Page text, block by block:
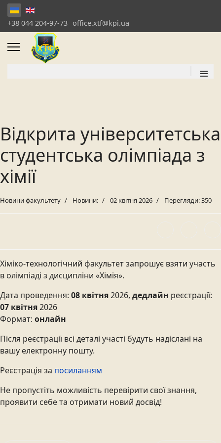
+38 044 204-97-73 office.xtf@kpi.ua
≡
Відкрита університетська
студентська олімпіада з
хімії
Новини факультету Новини: 02 квітня 2026 Перегляди: 350
Хіміко-технологічний факультет запрошує взяти участь
в олімпіаді з дисципліни «Хімія».
Дата проведення: 08 квітня2026, дедлайн реєстрації:
07 квітня2026
Формат: онлайн
Після реєстрації всі деталі участі будуть надіслані на
вашу електронну пошту.
Реєстрація за посиланням
Не пропустіть можливість перевірити свої знання,
проявити себе та отримати новий досвід!